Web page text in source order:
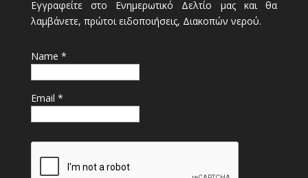
Εγγραφείτε στο Ενημερωτικό Δελτίο μας και θα
λαμβάνετε, πρώτοι ειδοποιήσεις, Διακοπών νερού.
Name *
Email *